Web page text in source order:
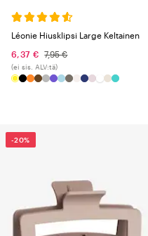
Léonie Hiusklipsi Large Keltainen
6,37 €
7,95 €
(ei sis. ALV:tä)
-20%